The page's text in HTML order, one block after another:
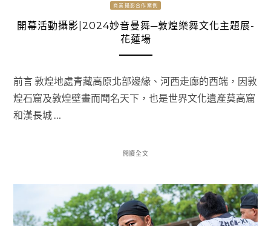
商業攝影合作案例
開幕活動攝影|2024妙音曼舞─敦煌樂舞文化主題展-
花蓮場
前言 敦煌地處青藏高原北部邊緣、河西走廊的西端，因敦
煌石窟及敦煌壁畫而聞名天下，也是世界文化遺產莫高窟
和漢長城 …
閱讀全文